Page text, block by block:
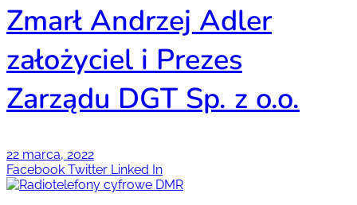
Zmarł Andrzej Adler
założyciel i Prezes
Zarządu DGT Sp. z o.o.
22 marca, 2022
Facebook Twitter Linked In